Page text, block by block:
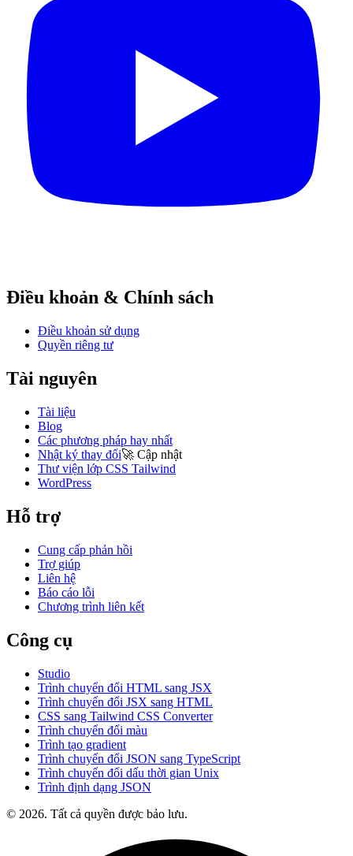
Điều khoản & Chính sách
Điều khoản sử dụng
Quyền riêng tư
Tài nguyên
Tài liệu
Blog
Các phương pháp hay nhất
Nhật ký thay đổi🚀 Cập nhật
Thư viện lớp CSS Tailwind
WordPress
Hỗ trợ
Cung cấp phản hồi
Trợ giúp
Liên hệ
Báo cáo lỗi
Chương trình liên kết
Công cụ
Studio
Trình chuyển đổi HTML sang JSX
Trình chuyển đổi JSX sang HTML
CSS sang Tailwind CSS Converter
Trình chuyển đổi màu
Trình tạo gradient
Trình chuyển đổi JSON sang TypeScript
Trình chuyển đổi dấu thời gian Unix
Trình định dạng JSON
© 2026. Tất cả quyền được bảo lưu.